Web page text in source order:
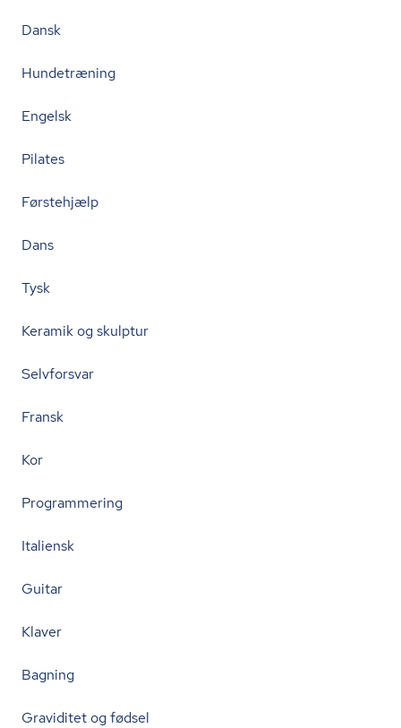
Dansk
Hundetræning
Engelsk
Pilates
Førstehjælp
Dans
Tysk
Keramik og skulptur
Selvforsvar
Fransk
Kor
Programmering
Italiensk
Guitar
Klaver
Bagning
Graviditet og fødsel